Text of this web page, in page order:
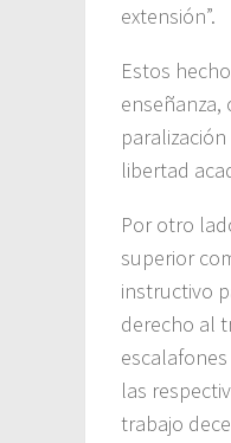
extensión”.
Estos
libertad
Por otro
superior
instructivo
derecho al
las
trabajo